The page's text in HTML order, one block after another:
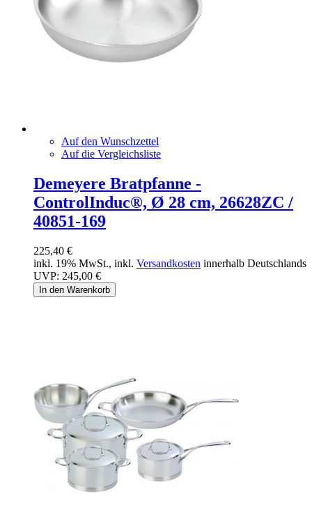
Auf den Wunschzettel
Auf die Vergleichsliste
Demeyere Bratpfanne -
ControlInduc®, Ø 28 cm, 26628ZC /
40851-169
225,40 €
inkl. 19% MwSt., inkl. Versandkosten innerhalb Deutschlands
UVP: 245,00 €
In den Warenkorb